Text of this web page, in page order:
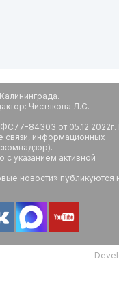
Чистякова Л.С.
84303 от
связи, информационных
указанием активной
новости» публикуются